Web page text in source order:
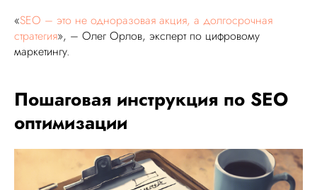
«SEO – это не одноразовая акция, а долгосрочная
стратегия», – Олег Орлов, эксперт по цифровому
маркетингу.
Пошаговая инструкция по SEO
оптимизации